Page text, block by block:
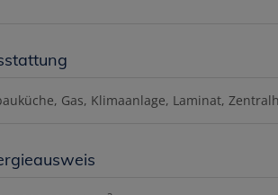
Gas Klimaanlage Laminat